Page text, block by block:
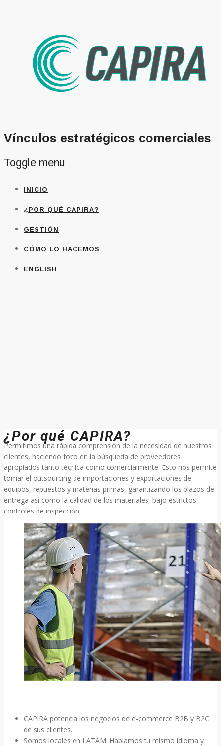
Vínculos estratégicos comerciales
Toggle menu
content
INICIO
¿POR QUÉ CAPIRA?
GESTIÓN
CÓMO LO HACEMOS
ENGLISH
¿Por qué CAPIRA?
Permitimos una rápida comprensión de la necesidad de nuestros
clientes, haciendo foco en la búsqueda de proveedores
apropiados tanto técnica como comercialmente. Esto nos permite
tomar el outsourcing de importaciones y exportaciones de
equipos, repuestos y materias primas, garantizando los plazos de
entrega así como la calidad de los materiales, bajo estrictos
controles de inspección.
CAPIRA potencia los negocios de e-commerce B2B y B2C
de sus clientes.
Somos locales en LATAM: Hablamos tu mismo idioma y